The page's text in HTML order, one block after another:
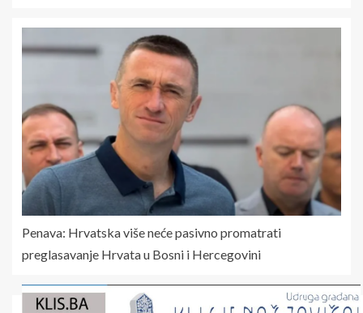
Penava: Hrvatska više neće pasivno promatrati
preglasavanje Hrvata u Bosni i Hercegovini